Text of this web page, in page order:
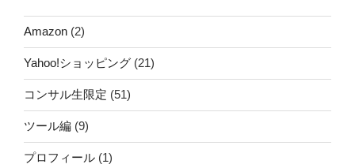
Amazon (2)
Yahoo!ショッピング (21)
コンサル生限定 (51)
ツール編 (9)
プロフィール (1)